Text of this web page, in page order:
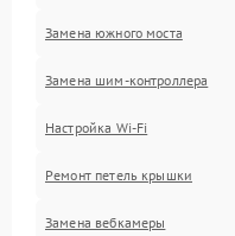
Замена южного моста
Замена шим-контроллера
Настройка Wi-Fi
Ремонт петель крышки
Замена вебкамеры